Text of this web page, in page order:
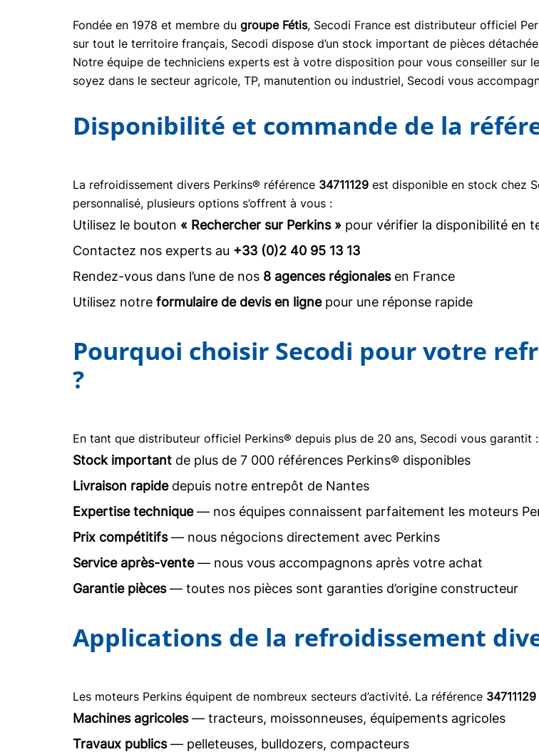
Fondée en 1978 et membre du groupe Fétis, Secodi France est distributeur officiel
sur tout le territoire français, Secodi dispose d’un stock important de pièces
Notre équipe de techniciens experts est à votre disposition pour vous conseiller sur
soyez dans le secteur agricole, TP, manutention ou industriel, Secodi vous
Disponibilité et commande de la
La refroidissement divers Perkins® référence 34711129 est disponible en stock chez
personnalisé, plusieurs options s’offrent à vous :
Utilisez le bouton « Rechercher sur Perkins » pour vérifier la disponibilité en
Contactez nos experts au +33 (0)2 40 95 13 13
Rendez-vous dans l’une de nos 8 agences régionalesen France
Utilisez notre formulaire de devis en lignepour une réponse rapide
Pourquoi choisir Secodi pour votre
?
En tant que distributeur officiel Perkins® depuis plus de 20 ans, Secodi vous garantit :
Stock important de plus de 7 000 références Perkins® disponibles
Livraison rapidedepuis notre entrepôt de Nantes
Expertise technique— nos équipes connaissent parfaitement les moteurs
Prix compétitifs— nous négocions directement avec Perkins
Service après-vente— nous vous accompagnons après votre achat
Garantie pièces— toutes nos pièces sont garanties d’origine constructeur
Applications de la refroidissement
Les moteurs Perkins équipent de nombreux secteurs d’activité. La référence 34711129
Machines agricoles— tracteurs, moissonneuses, équipements agricoles
Travaux publics— pelleteuses, bulldozers, compacteurs